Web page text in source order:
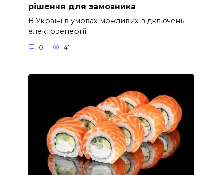
рішення для замовника
В Україні в умовах можливих відключень
електроенергії
0 41